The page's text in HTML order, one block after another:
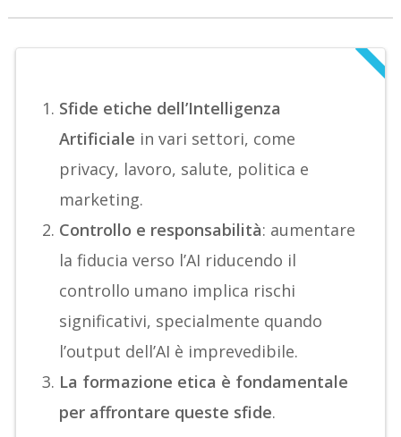
Sfide etiche dell’Intelligenza
Artificiale in vari settori, come
privacy, lavoro, salute, politica e
marketing.
Controllo e responsabilità: aumentare
la fiducia verso l’AI riducendo il
controllo umano implica rischi
significativi, specialmente quando
l’output dell’AI è imprevedibile.
La formazione etica è fondamentale
per affrontare queste sfide.